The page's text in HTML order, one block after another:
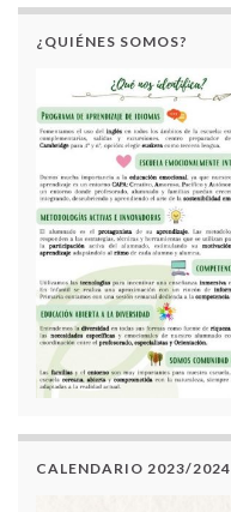
¿QUIÉNES SOMOS?
CALENDARIO 2023/2024